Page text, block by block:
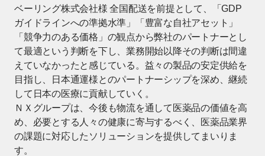
ベーリング株式会社様 全国配送を前提として、「GDP
ガイドラインへの準拠水準」「豊富な自社アセット」
「競争力のある価格」の観点から弊社のパートナーとし
て最適という判断を下し、業務開始以降その判断は間違
えていなかったと感じている。益々の製品の安定供給を
目指し、日本通運様とのパートナーシップを深め、継続
して日本の医療に貢献していく。
ＮＸグループは、今後も物流を通して医薬品の価値を高
め、必要とする人々の健康に寄与するべく、医薬品業界
の課題に対応したソリューションを提供してまいりま
す。